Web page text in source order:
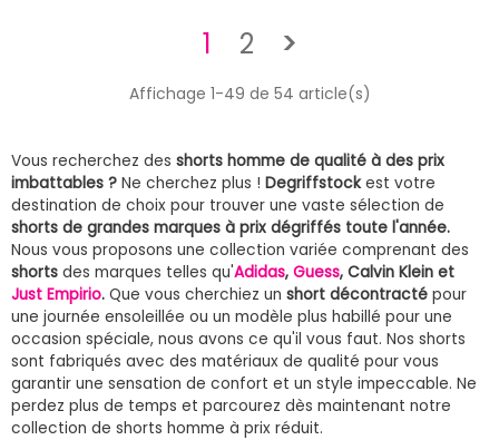
1 2 >
Affichage 1-49 de 54 article(s)
Vous recherchez des shorts homme de qualité à des prix
imbattables ? Ne cherchez plus ! Degriffstockest votre
destination de choix pour trouver une vaste sélection de
shorts de grandes marques à prix dégriffés toute l'année.
Nous vous proposons une collection variée comprenant des
shorts des marques telles qu'Adidas, Guess, Calvin Klein et
Just Empirio. Que vous cherchiez un short décontracté pour
une journée ensoleillée ou un modèle plus habillé pour une
occasion spéciale, nous avons ce qu'il vous faut. Nos shorts
sont fabriqués avec des matériaux de qualité pour vous
garantir une sensation de confort et un style impeccable. Ne
perdez plus de temps et parcourez dès maintenant notre
collection de shorts homme à prix réduit.